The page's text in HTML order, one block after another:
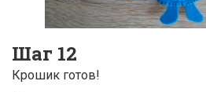
Шаг 12
Крошик готов!